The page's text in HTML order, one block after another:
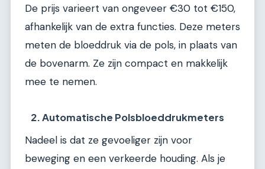
De prijs varieert van ongeveer €30 tot €150,
afhankelijk van de extra functies. Deze meters
meten de bloeddruk via de pols, in plaats van
de bovenarm. Ze zijn compact en makkelijk
mee te nemen.
2. Automatische Polsbloeddrukmeters
Nadeel is dat ze gevoeliger zijn voor
beweging en een verkeerde houding. Als je